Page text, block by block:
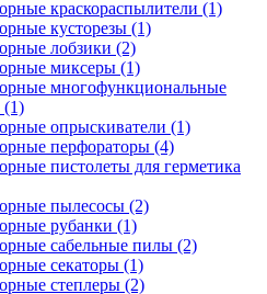
краскораспылители (1)
кусторезы (1)
лобзики (2)
миксеры (1)
многофункциональные
(1)
опрыскиватели (1)
перфораторы (4)
пистолеты для герметика
пылесосы (2)
рубанки (1)
сабельные пилы (2)
секаторы (1)
степлеры (2)